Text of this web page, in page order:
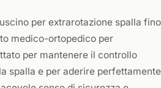
per extrarotazione spalla fino
medico-ortopedico per
per mantenere il controllo
spalla e per aderire perfettamente